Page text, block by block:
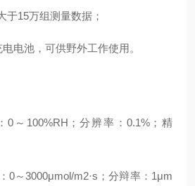
于15万组测量数据；
电池，可供野外工作使用。
0～100%RH；分辨率：0.1%；精
0～3000μmol/m2·s；分辩率：1μm